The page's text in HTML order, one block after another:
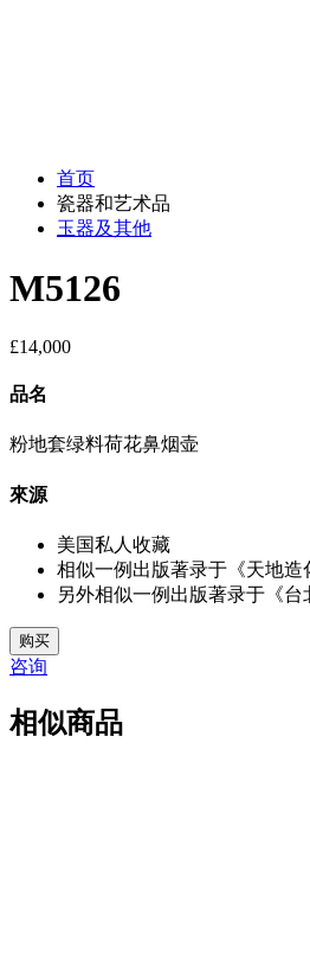
首页
瓷器和艺术品
玉器及其他
M5126
£14,000
品名
粉地套绿料荷花鼻烟壶
來源
美国私人收藏
相似一例出版著录于《天地造
另外相似一例出版著录于《
M5126
数
量
购买
咨询
相似商品